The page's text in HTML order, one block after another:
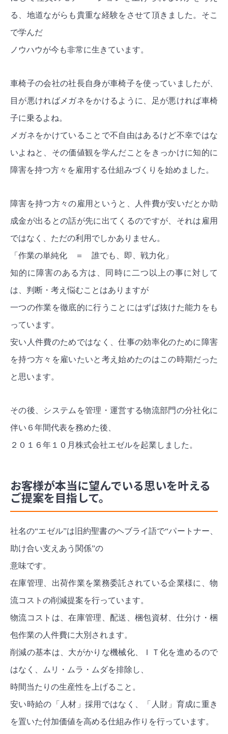
る、地道ながらも貴重な経験をさせて頂きました。そこ
で学んだ
ノウハウが今も非常に生きています。
車椅子の会社の社長自身が車椅子を使っていましたが、
目が悪ければメガネをかけるように、足が悪ければ車椅
子に乗るよね。
メガネをかけていることで不自由はあるけど不幸ではな
いよねと、その価値観を学んだことをきっかけに知的に
障害を持つ方々を雇用する仕組みづくりを始めました。
障害を持つ方々の雇用というと、人件費が安いだとか助
成金が出るとの話が先に出てくるのですが、それは雇用
ではなく、ただの利用でしかありません。
「作業の単純化 ＝ 誰でも、即、戦力化」
知的に障害のある方は、同時に二つ以上の事に対して
は、判断・考え悩むことはありますが
一つの作業を徹底的に行うことにはずば抜けた能力をも
っています。
安い人件費のためではなく、仕事の効率化のために障害
を持つ方々を雇いたいと考え始めたのはこの時期だった
と思います。
その後、システムを管理・運営する物流部門の分社化に
伴い６年間代表を務めた後、
２０１６年１０月株式会社エゼルを起業しました。
お客様が本当に望んでいる思いを叶える
ご提案を目指して。
社名の“エゼル”は旧約聖書のヘブライ語で“パートナー、
助け合い支えあう関係”の
意味です。
在庫管理、出荷作業を業務委託されている企業様に、物
流コストの削減提案を行っています。
物流コストは、在庫管理、配送、梱包資材、仕分け・梱
包作業の人件費に大別されます。
削減の基本は、大がかりな機械化、ＩＴ化を進めるので
はなく、ムリ・ムラ・ムダを排除し、
時間当たりの生産性を上げること。
安い時給の「人材」採用ではなく、「人財」育成に重き
を置いた付加価値を高める仕組み作りを行っています。